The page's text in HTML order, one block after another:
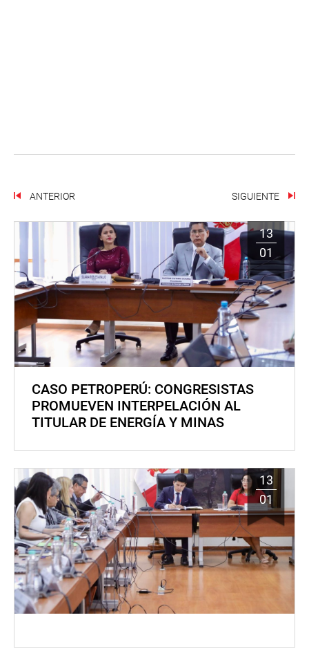
ANTERIOR SIGUIENTE
13
01
CASO PETROPERÚ: CONGRESISTAS
PROMUEVEN INTERPELACIÓN AL
TITULAR DE ENERGÍA Y MINAS
13
01